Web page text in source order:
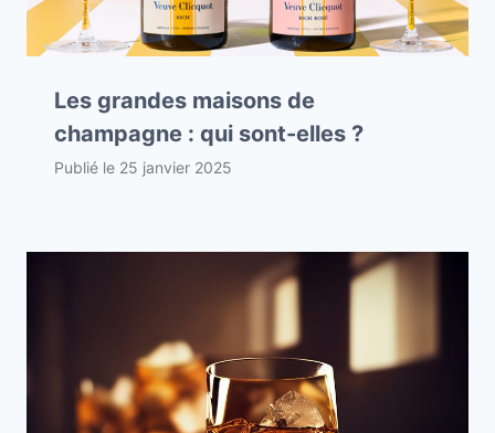
Les grandes maisons de
champagne : qui sont-elles ?
Publié le 25 janvier 2025